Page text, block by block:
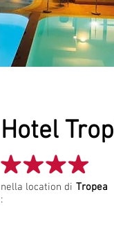
Project Name
Hotel
nella location di
:
Tropea